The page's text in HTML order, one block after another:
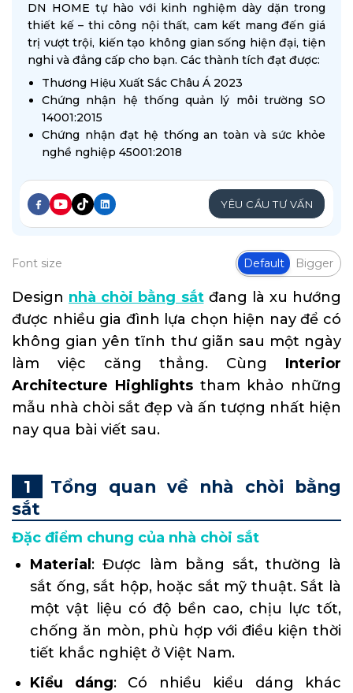
DN HOME tự hào với kinh nghiệm dày dặn trong
thiết kế – thi công nội thất, cam kết mang đến giá
trị vượt trội, kiến tạo không gian sống hiện đại, tiện
nghi và đẳng cấp cho bạn. Các thành tích đạt được:
Thương Hiệu Xuất Sắc Châu Á 2023
Chứng nhận hệ thống quản lý môi trường SO
14001:2015
Chứng nhận đạt hệ thống an toàn và sức khỏe
nghề nghiệp 45001:2018
YÊU CẦU TƯ VẤN
Font size Default Bigger
Design nhà chòi bằng sắtđang là xu hướng
được nhiều gia đình lựa chọn hiện nay để có
không gian yên tĩnh thư giãn sau một ngày
làm việc căng thẳng. Cùng Interior
Architecture Highlightstham khảo những
mẫu nhà chòi sắt đẹp và ấn tượng nhất hiện
nay qua bài viết sau.
Tổng quan về nhà chòi bằng
sắt
Đặc điểm chung của nhà chòi sắt
Material: Được làm bằng sắt, thường là
sắt ống, sắt hộp, hoặc sắt mỹ thuật. Sắt là
một vật liệu có độ bền cao, chịu lực tốt,
chống ăn mòn, phù hợp với điều kiện thời
tiết khắc nghiệt ở Việt Nam.
Kiểu dáng: Có nhiều kiểu dáng khác